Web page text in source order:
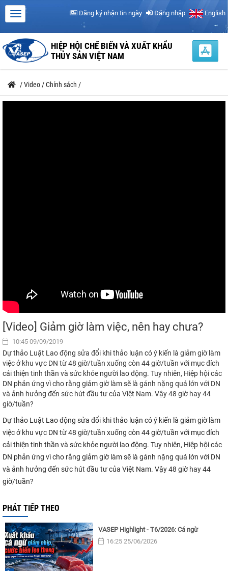
Đăng ký nhận tin ngày Đăng nhập English
HIỆP HỘI CHẾ BIẾN VÀ XUẤT KHẨU
THỦY SẢN VIỆT NAM
/Video /Chính sách /
[Video] Giảm giờ làm việc, nên hay chưa?
10:45 09/09/2019
Dự thảo Luật Lao động sửa đổi khi thảo luận có ý kiến là giảm giờ làm
việc ở khu vực DN từ 48 giờ/tuần xuống còn 44 giờ/tuần với mục đích
cải thiện tinh thần và sức khỏe người lao động. Tuy nhiên, Hiệp hội các
DN phản ứng vì cho rằng giảm giờ làm sẽ là gánh nặng quá lớn với DN
và ảnh hưởng đến sức hút đầu tư của Việt Nam. Vậy 48 giờ hay 44
giờ/tuần?
Dự thảo Luật Lao động sửa đổi khi thảo luận có ý kiến là giảm giờ làm
việc ở khu vực DN từ 48 giờ/tuần xuống còn 44 giờ/tuần với mục đích
cải thiện tinh thần và sức khỏe người lao động. Tuy nhiên, Hiệp hội các
DN phản ứng vì cho rằng giảm giờ làm sẽ là gánh nặng quá lớn với DN
và ảnh hưởng đến sức hút đầu tư của Việt Nam. Vậy 48 giờ hay 44
giờ/tuần?
PHÁT TIẾP THEO
VASEP Highlight - T6/2026: Cá ngừ
16:25 25/06/2026